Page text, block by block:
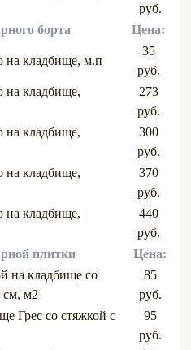
руб.
борта
Цена:
на кладбище, м.п
35
руб.
на кладбище,
273
руб.
на кладбище,
300
руб.
на кладбище,
370
руб.
на кладбище,
440
руб.
плитки
Цена:
на кладбище со
см, м2
85
руб.
Грес со стяжкой с
95
руб.